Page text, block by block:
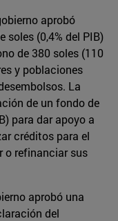
aprobó
soles (0,4% del PIB)
de 380 soles (110
y poblaciones
La
de un fondo de
para dar apoyo a
créditos para el
o refinanciar sus
aprobó una
del